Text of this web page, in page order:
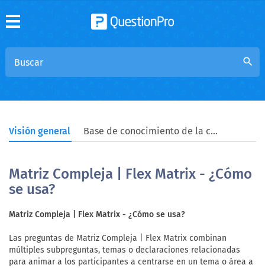
search
Visión general Base de conocimiento de la comunidad
Matriz Compleja | Flex Matrix - ¿Cómo
se usa?
Matriz Compleja | Flex Matrix - ¿Cómo se usa?
Las preguntas de Matriz Compleja | Flex Matrix combinan
múltiples subpreguntas, temas o declaraciones relacionadas
para animar a los participantes a centrarse en un tema o área a